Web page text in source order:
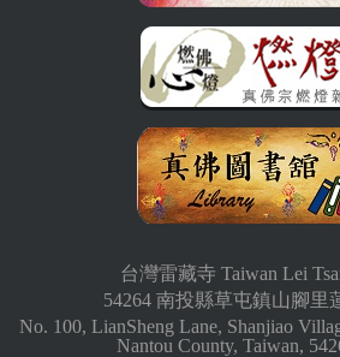
台灣雷藏寺 Taiwan Lei
54264 南投縣草屯鎮山腳里
No. 100, LianSheng Lane, Shanjiao
Nantou County, Taiwan,